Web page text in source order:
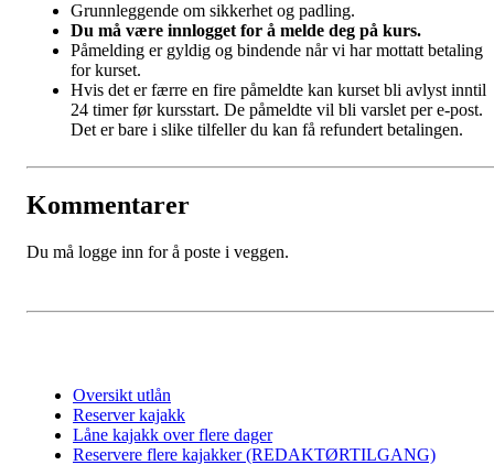
Grunnleggende om sikkerhet og padling.
Du må være innlogget for å melde deg på kurs.
Påmelding er gyldig og bindende når vi har mottatt betaling
for kurset.
Hvis det er færre en fire påmeldte kan kurset bli avlyst inntil
24 timer før kursstart. De påmeldte vil bli varslet per e-post.
Det er bare i slike tilfeller du kan få refundert betalingen.
Kommentarer
Du må logge inn for å poste i veggen.
Oversikt utlån
Reserver kajakk
Låne kajakk over flere dager
Reservere flere kajakker (REDAKTØRTILGANG)